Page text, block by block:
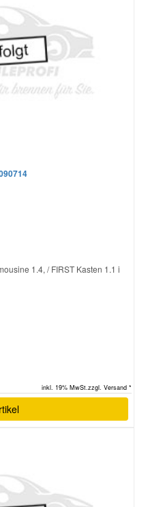
1.4, / FIRST Kasten 1.1 i
inkl. 19% MwSt.zzgl. Versand *